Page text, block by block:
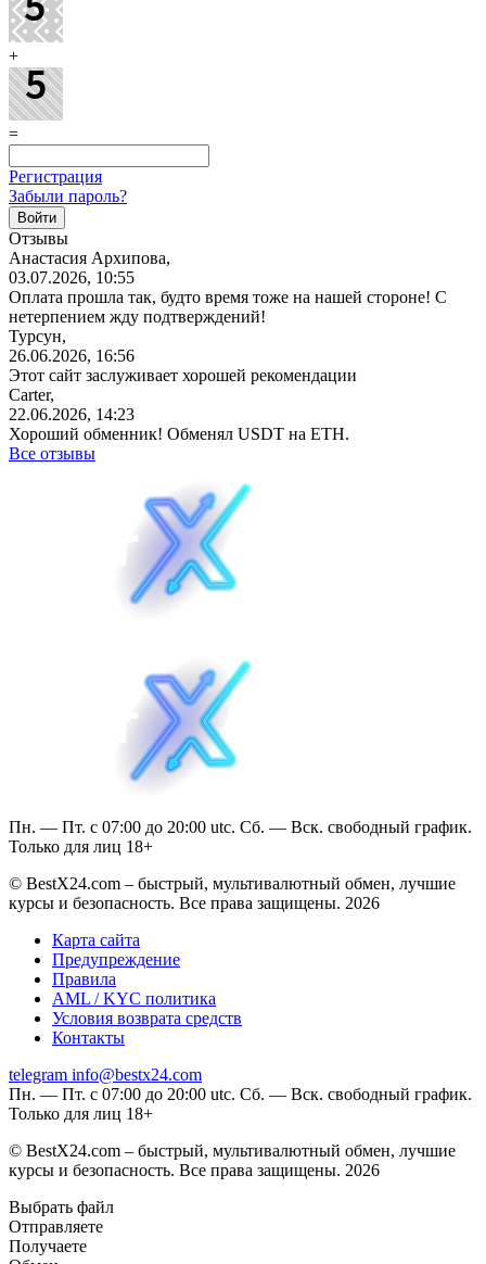
+
=
Регистрация
Забыли пароль?
Отзывы
Анастасия Архипова,
03.07.2026, 10:55
Оплата прошла так, будто время тоже на нашей стороне! С
нетерпением жду подтверждений!
Турсун,
26.06.2026, 16:56
Этот сайт заслуживает хорошей рекомендации
Carter,
22.06.2026, 14:23
Хороший обменник! Обменял USDT на ETH.
Все отзывы
Пн. — Пт. с 07:00 до 20:00 utc. Сб. — Вск. свободный график.
Только для лиц 18+
© BestX24.com – быстрый, мультивалютный обмен, лучшие
курсы и безопасность. Все права защищены. 2026
Карта сайта
Предупреждение
Правила
AML / KYC политика
Условия возврата средств
Контакты
telegram info@bestx24.com
Пн. — Пт. с 07:00 до 20:00 utc. Сб. — Вск. свободный график.
Только для лиц 18+
© BestX24.com – быстрый, мультивалютный обмен, лучшие
курсы и безопасность. Все права защищены. 2026
Выбрать файл
Отправляете
Получаете